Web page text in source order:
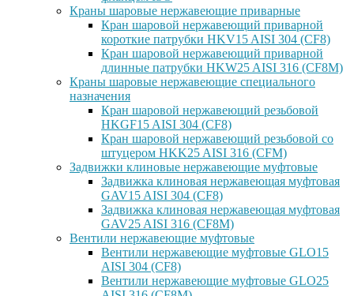
Краны шаровые нержавеющие приварные
Кран шаровой нержавеющий приварной
короткие патрубки HKV15 AISI 304 (CF8)
Кран шаровой нержавеющий приварной
длинные патрубки HKW25 AISI 316 (CF8M)
Краны шаровые нержавеющие специального
назначения
Кран шаровой нержавеющий резьбовой
HKGF15 AISI 304 (CF8)
Кран шаровой нержавеющий резьбовой со
штуцером HKK25 AISI 316 (CFM)
Задвижки клиновые нержавеющие муфтовые
Задвижка клиновая нержавеющая муфтовая
GAV15 AISI 304 (CF8)
Задвижка клиновая нержавеющая муфтовая
GAV25 AISI 316 (CF8M)
Вентили нержавеющие муфтовые
Вентили нержавеющие муфтовые GLO15
AISI 304 (CF8)
Вентили нержавеющие муфтовые GLO25